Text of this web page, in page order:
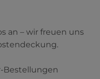
an – wir freuen uns
Bestellungen